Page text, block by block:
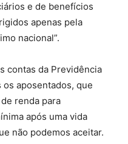
e de benefícios
apenas pela
nacional”.
contas da Previdência
aposentados, que
renda para
após uma vida
não podemos aceitar.